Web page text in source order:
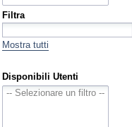
Filtra
Mostra tutti
Disponibili Utenti